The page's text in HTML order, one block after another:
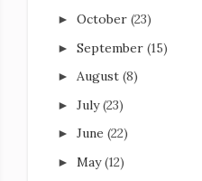
►October(23)
►September(15)
►August(8)
►July(23)
►June(22)
► May(12)